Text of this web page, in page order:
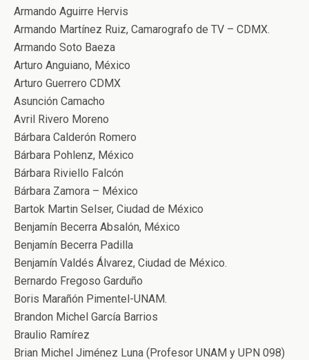
Armando Aguirre Hervis
Armando Martínez Ruiz, Camarografo de TV – CDMX.
Armando Soto Baeza
Arturo Anguiano, México
Arturo Guerrero CDMX
Asunción Camacho
Avril Rivero Moreno
Bárbara Calderón Romero
Bárbara Pohlenz, México
Bárbara Riviello Falcón
Bárbara Zamora – México
Bartok Martin Selser, Ciudad de México
Benjamín Becerra Absalón, México
Benjamín Becerra Padilla
Benjamín Valdés Álvarez, Ciudad de México.
Bernardo Fregoso Garduño
Boris Marañón Pimentel-UNAM.
Brandon Michel García Barrios
Braulio Ramírez
Brian Michel Jiménez Luna (Profesor UNAM y UPN 098)